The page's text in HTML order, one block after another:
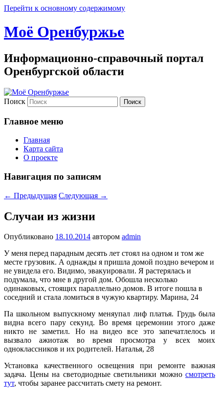
Перейти к основному содержимому
Моё Оренбуржье
Информационно-справочный портал
Оренбургской области
Поиск
Главное меню
Главная
Карта сайта
О проекте
Навигация по записям
← Предыдущая Следующая →
Случаи из жизни
Опубликовано 18.10.2014 автором admin
У меня перед парадным десять лет стоял на одном и том же
месте грузовик. А однажды я пришла домой поздно вечером и
не увидела его. Видимо, эвакуировали. Я растерялась и
подумала, что мне в другой дом. Обошла несколько
одинаковых, стоящих параллельно домов. В итоге пошла в
соседний и стала ломиться в чужую квартиру. Марина, 24
Па школьном выпускному меняупал лиф платья. Грудь была
видна всего пару секунд. Во время церемонии этого даже
никто не заметил. Но на видео все это запечатлелось и
вызвало ажиотаж во время просмотра у всех моих
одноклассников и их родителей. Наталья, 28
Установка качественного освещения при ремонте важная
задача. Цены на светодиодные светильники можно смотреть
тут, чтобы заранее рассчитать смету на ремонт.